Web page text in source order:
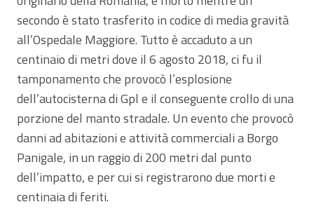
secondo è stato trasferito in codice di media gravità
all’Ospedale Maggiore. Tutto è accaduto a un
centinaio di metri dove il 6 agosto 2018, ci fu il
tamponamento che provocò l’esplosione
dell’autocisterna di Gpl e il conseguente crollo di una
porzione del manto stradale. Un evento che provocò
danni ad abitazioni e attività commerciali a Borgo
Panigale, in un raggio di 200 metri dal punto
dell’impatto, e per cui si registrarono due morti e
centinaia di feriti.